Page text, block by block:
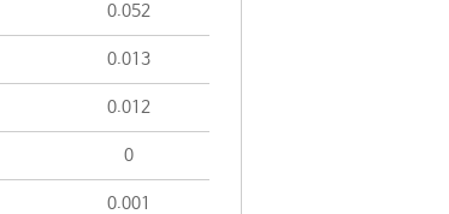
0.052
0.013
0.012
0
0.001